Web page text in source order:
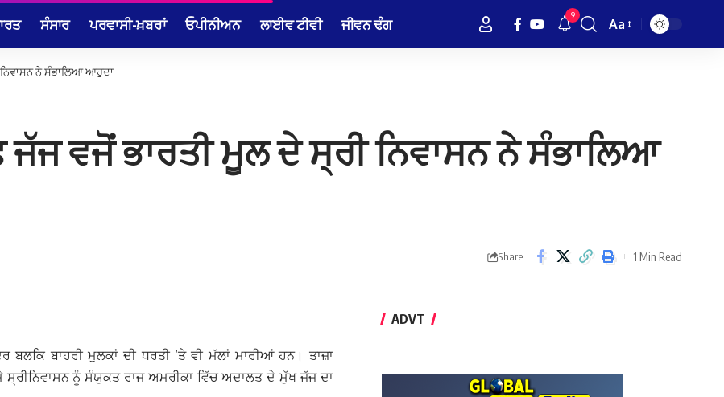
ਸੰਸਾਰ ਪਰਵਾਸੀ-ਖ਼ਬਰਾਂ ਓਪੀਨੀਅਨ ਲਾਈਵ ਟੀਵੀ ਜੀਵਨ ਢੰਗ 9
Font
Aa
ਨਿਵਾਸਨ ਨੇ ਸੰਭਾਲਿਆ ਆਹੁਦਾ
ਜੱਜ ਵਜੋਂ ਭਾਰਤੀ ਮੂਲ ਦੇ ਸ੍ਰੀ ਨਿਵਾਸਨ ਨੇ ਸੰਭਾਲਿਆ
Share 1 Min Read
ਬਾਹਰੀ ਮੁਲਕਾਂ ਦੀ ਧਰਤੀ ‘ਤੇ ਵੀ ਮੱਲਾਂ ਮਾਰੀਆਂ ਹਨ। ਤਾਜ਼ਾ
ਸ੍ਰੀਨਿਵਾਸਨ ਨੂੰ ਸੰਯੁਕਤ ਰਾਜ ਅਮਰੀਕਾ ਵਿੱਚ ਅਦਾਲਤ ਦੇ ਮੁੱਖ ਜੱਜ ਦਾ
ADVT